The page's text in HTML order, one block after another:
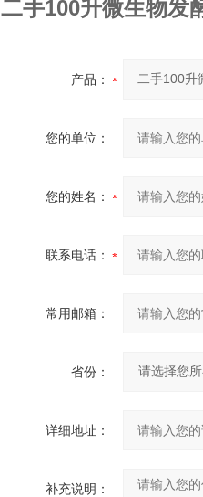
二手100升微生物发
产品：
您的单位：
您的姓名：
联系电话：
常用邮箱：
省份：
详细地址：
补充说明：